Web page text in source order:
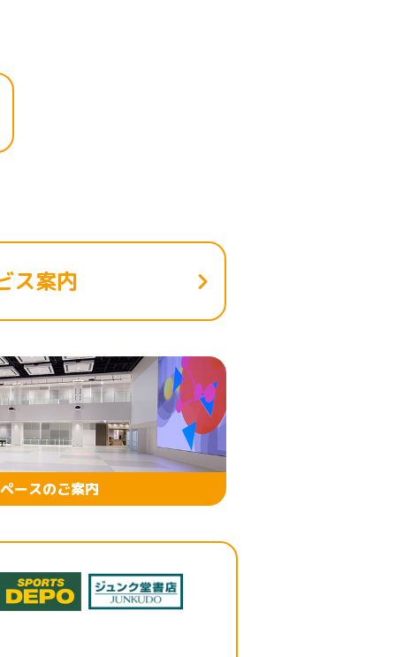
ス案内
ースのご案内